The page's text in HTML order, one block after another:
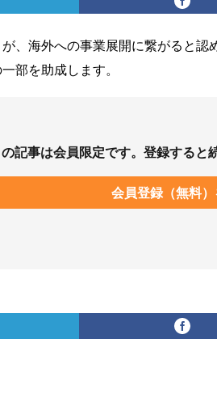
、海外への事業展開に繋がると
部を助成します。
記事は会員限定です。登録すると
会員登録（無料